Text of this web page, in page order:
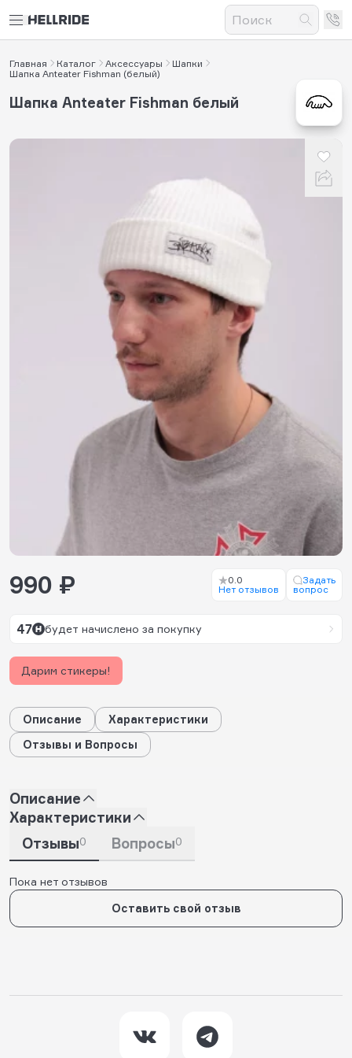
Главная Каталог Аксессуары
Шапки
Шапка Anteater Fishman (белый)
Шапка Anteater Fishman белый
990 ₽
0.0
Нет отзывов
Задать
вопрос
47 будет начислено за покупку
Дарим стикеры!
Описание
Характеристики
Отзывы и Вопросы
Описание
Характеристики
Отзывы0 Вопросы0
Пока нет отзывов
Оставить свой отзыв